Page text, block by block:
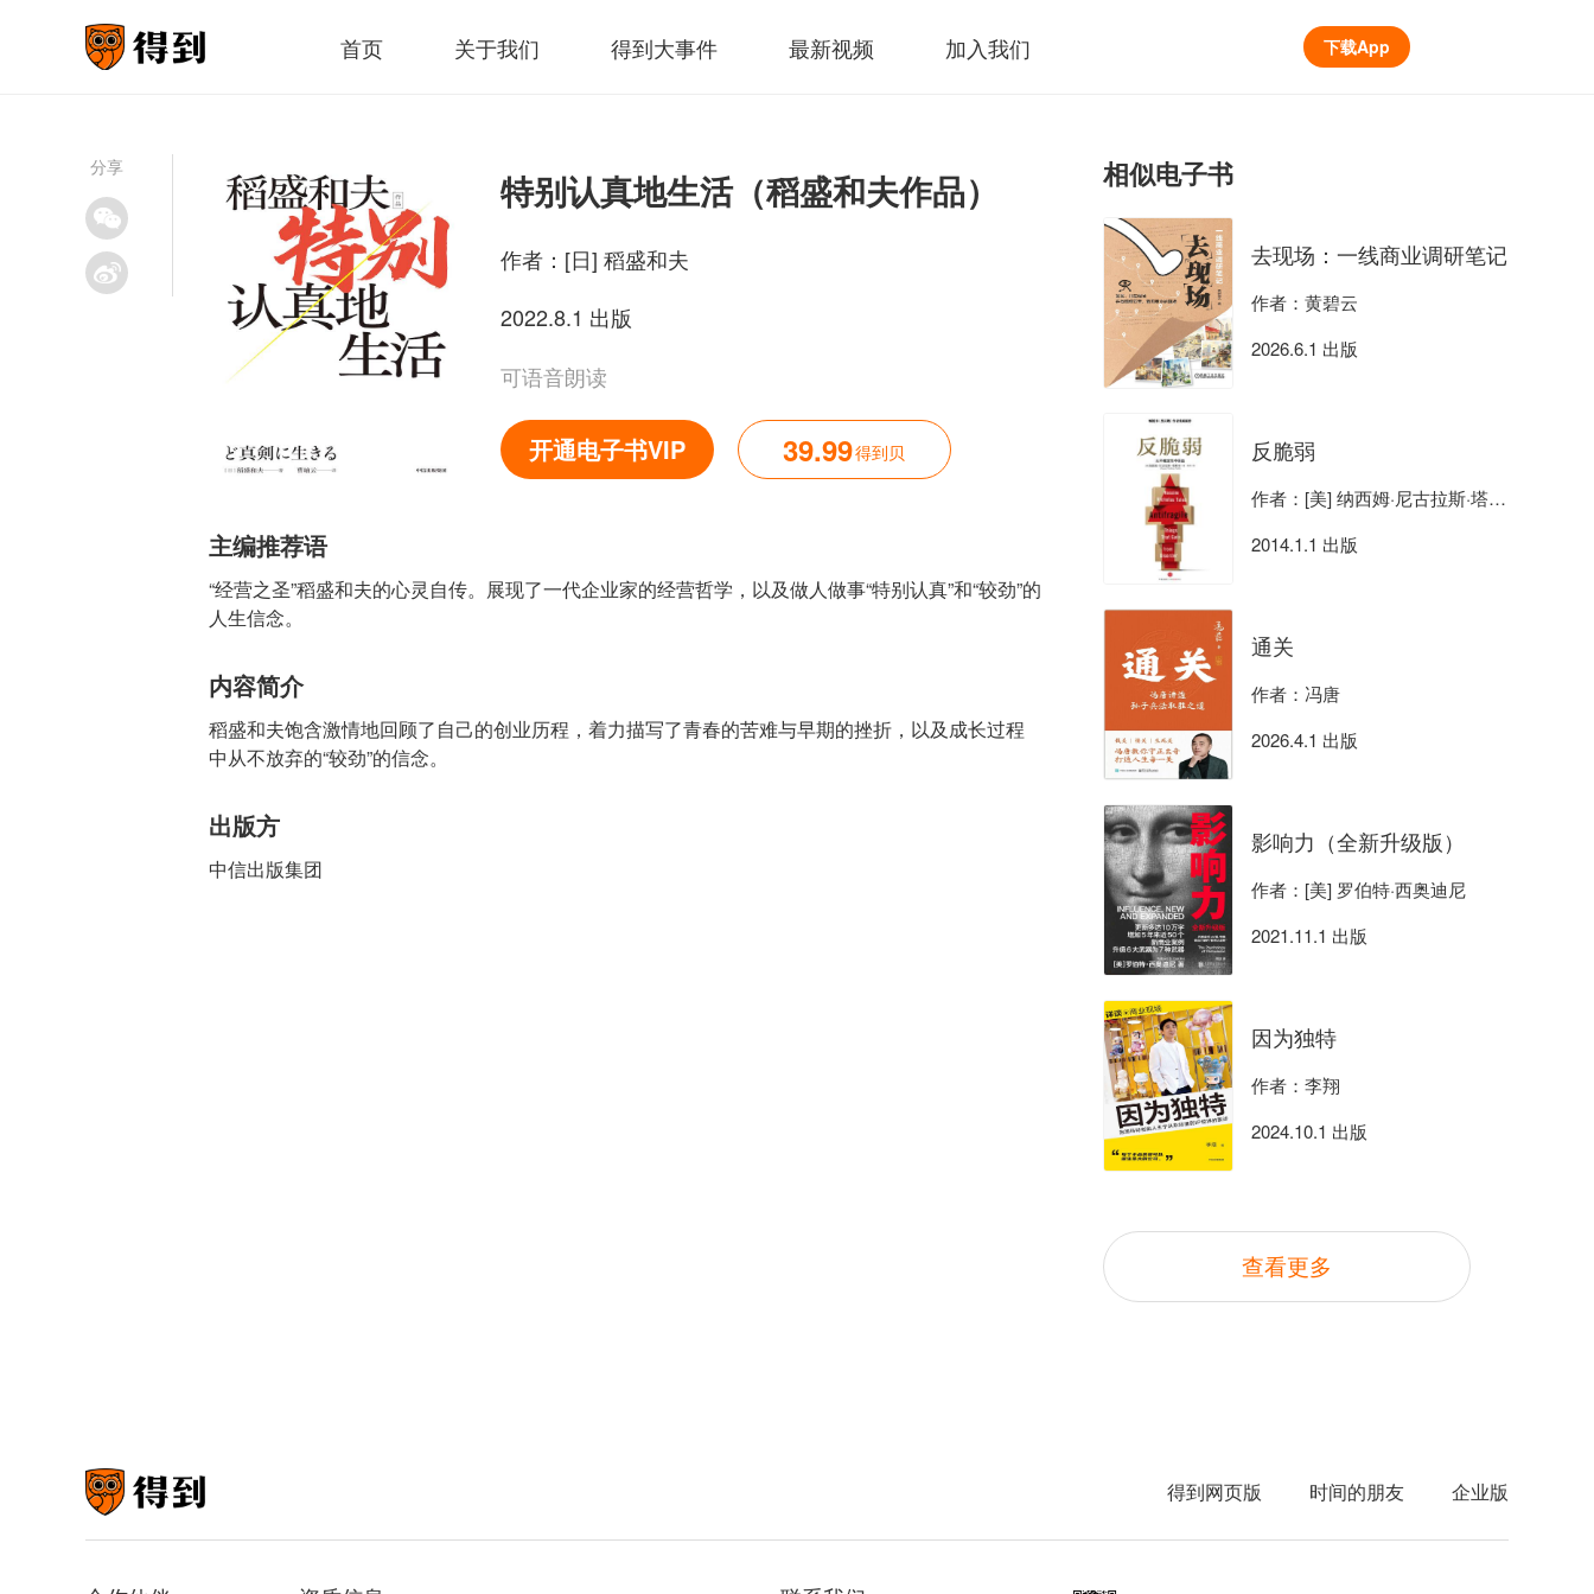
首页 关于我们 得到大事件 最新视频 加入我们 下载App
分享
特别认真地生活（稻盛和夫作品）
作者： [日] 稻盛和夫
2022.8.1 出版
可语音朗读
开通电子书VIP 39.99得到贝
主编推荐语
“经营之圣”稻盛和夫的心灵自传。展现了一代企业家的经营哲学，以及做人做事“特别认真”和“较劲”的
人生信念。
内容简介
稻盛和夫饱含激情地回顾了自己的创业历程，着力描写了青春的苦难与早期的挫折，以及成长过程
中从不放弃的“较劲”的信念。
出版方
中信出版集团
相似电子书
去现场：一线商业调研笔记
作者：黄碧云
2026.6.1 出版
反脆弱
作者：[美] 纳西姆·尼古拉斯·塔勒布
2014.1.1 出版
通关
作者：冯唐
2026.4.1 出版
影响力（全新升级版）
作者：[美] 罗伯特·西奥迪尼
2021.11.1 出版
因为独特
作者：李翔
2024.10.1 出版
查看更多
得到网页版 时间的朋友 企业版